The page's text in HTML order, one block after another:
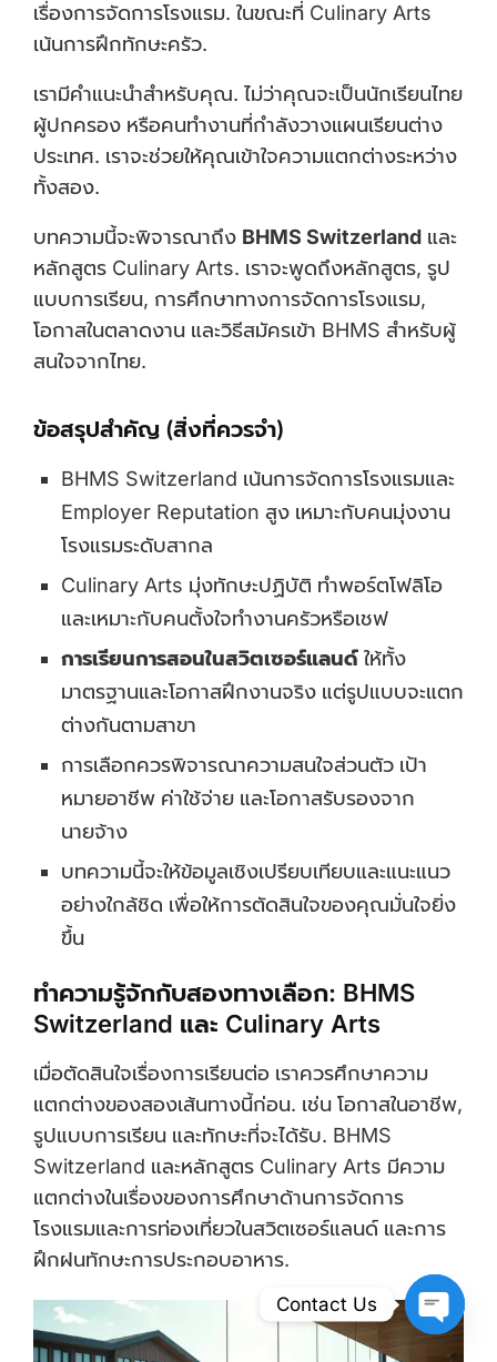
เรื่องการจัดการโรงแรม. ในขณะที่ Culinary Arts
เน้นการฝึกทักษะครัว.
เรามีคำแนะนำสำหรับคุณ. ไม่ว่าคุณจะเป็นนักเรียนไทย
ผู้ปกครอง หรือคนทำงานที่กำลังวางแผนเรียนต่าง
ประเทศ. เราจะช่วยให้คุณเข้าใจความแตกต่างระหว่าง
ทั้งสอง.
บทความนี้จะพิจารณาถึง BHMS Switzerland และ
หลักสูตร Culinary Arts. เราจะพูดถึงหลักสูตร, รูป
แบบการเรียน, การศึกษาทางการจัดการโรงแรม,
โอกาสในตลาดงาน และวิธีสมัครเข้า BHMS สำหรับผู้
สนใจจากไทย.
ข้อสรุปสำคัญ (สิ่งที่ควรจำ)
BHMS Switzerland เน้นการจัดการโรงแรมและ
Employer Reputation สูง เหมาะกับคนมุ่งงาน
โรงแรมระดับสากล
Culinary Arts มุ่งทักษะปฏิบัติ ทำพอร์ตโฟลิโอ
และเหมาะกับคนตั้งใจทำงานครัวหรือเชฟ
การเรียนการสอนในสวิตเซอร์แลนด์ ให้ทั้ง
มาตรฐานและโอกาสฝึกงานจริง แต่รูปแบบจะแตก
ต่างกันตามสาขา
การเลือกควรพิจารณาความสนใจส่วนตัว เป้า
หมายอาชีพ ค่าใช้จ่าย และโอกาสรับรองจาก
นายจ้าง
บทความนี้จะให้ข้อมูลเชิงเปรียบเทียบและแนะแนว
อย่างใกล้ชิด เพื่อให้การตัดสินใจของคุณมั่นใจยิ่ง
ขึ้น
ทำความรู้จักกับสองทางเลือก: BHMS
Switzerland และ Culinary Arts
เมื่อตัดสินใจเรื่องการเรียนต่อ เราควรศึกษาความ
แตกต่างของสองเส้นทางนี้ก่อน. เช่น โอกาสในอาชีพ,
รูปแบบการเรียน และทักษะที่จะได้รับ. BHMS
Switzerland และหลักสูตร Culinary Arts มีความ
แตกต่างในเรื่องของการศึกษาด้านการจัดการ
โรงแรมและการท่องเที่ยวในสวิตเซอร์แลนด์ และการ
ฝึกฝนทักษะการประกอบอาหาร.
Contact Us